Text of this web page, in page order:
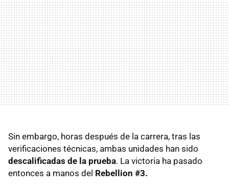
Sin embargo, horas después de la carrera, tras las
verificaciones técnicas, ambas unidades han sido
descalificadas de la prueba. La victoria ha pasado
entonces a manos del Rebellion #3.